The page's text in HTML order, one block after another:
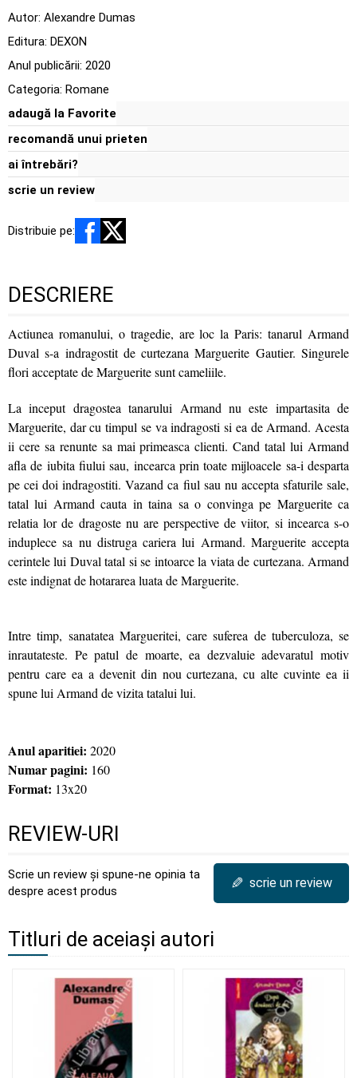
Autor: Alexandre Dumas
Editura: DEXON
Anul publicării: 2020
Categoria: Romane
adaugă la Favorite
recomandă unui prieten
ai întrebări?
scrie un review
Distribuie pe:
DESCRIERE
Actiunea romanului, o tragedie, are loc la Paris: tanarul Armand
Duval s-a indragostit de curtezana Marguerite Gautier. Singurele
flori acceptate de Marguerite sunt cameliile.
La inceput dragostea tanarului Armand nu este impartasita de
Marguerite, dar cu timpul se va indragosti si ea de Armand. Acesta
ii cere sa renunte sa mai primeasca clienti. Cand tatal lui Armand
afla de iubita fiului sau, incearca prin toate mijloacele sa-i desparta
pe cei doi indragostiti. Vazand ca fiul sau nu accepta sfaturile sale,
tatal lui Armand cauta in taina sa o convinga pe Marguerite ca
relatia lor de dragoste nu are perspective de viitor, si incearca s-o
induplece sa nu distruga cariera lui Armand. Marguerite accepta
cerintele lui Duval tatal si se intoarce la viata de curtezana. Armand
este indignat de hotararea luata de Marguerite.
Intre timp, sanatatea Margueritei, care suferea de tuberculoza, se
inrautateste. Pe patul de moarte, ea dezvaluie adevaratul motiv
pentru care ea a devenit din nou curtezana, cu alte cuvinte ea ii
spune lui Armand de vizita tatalui lui.
Anul aparitiei: 2020
Numar pagini: 160
Format: 13x20
REVIEW-URI
Scrie un review și spune-ne opinia ta
despre acest produs
✎ scrie un review
Titluri de aceiași autori